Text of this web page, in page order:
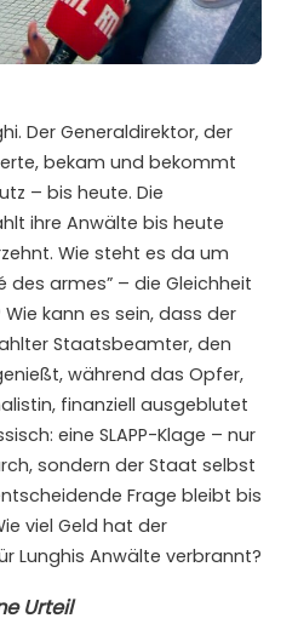
Der Generaldirektor, der
bekam und bekommt
– bis heute. Die
ihre Anwälte bis heute
Wie steht es da um
des armes” – die Gleichheit
kann es sein, dass der
Staatsbeamter, den
während das Opfer,
finanziell ausgeblutet
eine SLAPP-Klage – nur
sondern der Staat selbst
Frage bleibt bis
viel Geld hat der
Lunghis Anwälte verbrannt?
Urteil